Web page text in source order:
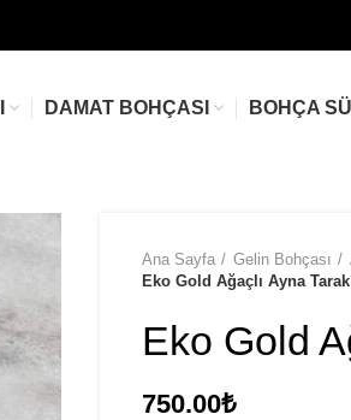
DAMAT BOHÇASI BOHÇA
Ana Sayfa Gelin Bohçası
Eko Gold Ağaçlı Ayna
Eko Gold
750.00₺